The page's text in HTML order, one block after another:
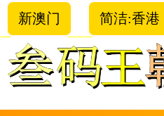
新澳门 简洁:香港